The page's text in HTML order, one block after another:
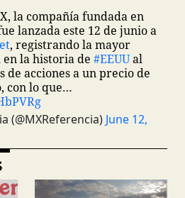
la compañía fundada en
lanzada este 12 de junio a
, registrando la mayor
la historia de #EEUUal
de acciones a un precio de
con lo que…
(@MXReferencia)